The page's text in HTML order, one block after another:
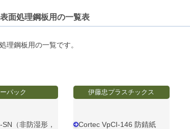
面処理鋼板用の一覧表
理鋼板用の一覧です。
パック
（非防湿形，
伊藤忠プラスチックス
Cortec VpCI-146 防錆紙